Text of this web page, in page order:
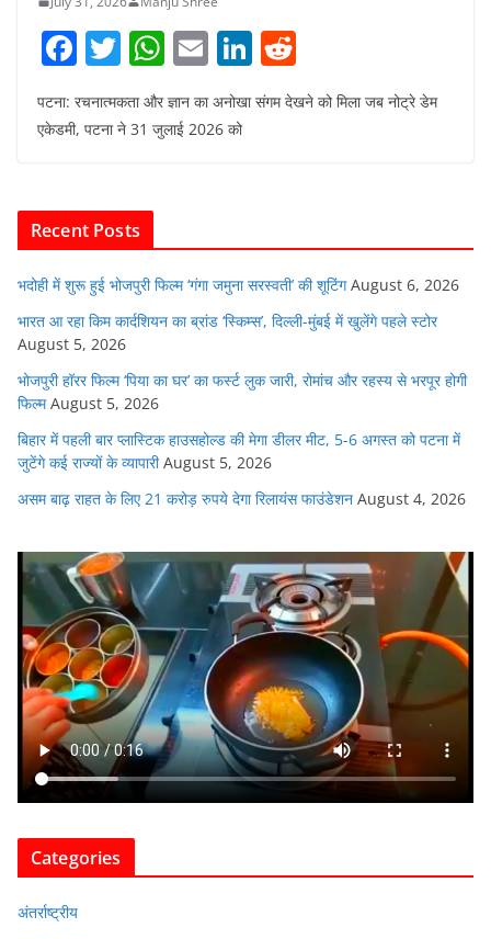
F
c
o
o
k
T
itt
W
at
p
E
m
ai
Li
n
k
e
d
पटना: रचनात्मकता और ज्ञान का अनोखा संगम देखने को मिला जब नोट्रे डेम
एकेडमी, पटना ने 31 जुलाई 2026 को
Recent Posts
भदोही में शुरू हुई भोजपुरी फिल्म ‘गंगा जमुना सरस्वती’ की शूटिंग August 6, 2026
भारत आ रहा किम कार्दशियन का ब्रांड ‘स्किम्स’, दिल्ली-मुंबई में खुलेंगे पहले स्टोर
August 5, 2026
भोजपुरी हॉरर फिल्म ‘पिया का घर’ का फर्स्ट लुक जारी, रोमांच और रहस्य से भरपूर होगी
फिल्म August 5, 2026
बिहार में पहली बार प्लास्टिक हाउसहोल्ड की मेगा डीलर मीट, 5-6 अगस्त को पटना में
जुटेंगे कई राज्यों के व्यापारी August 5, 2026
असम बाढ़ राहत के लिए 21 करोड़ रुपये देगा रिलायंस फाउंडेशन August 4, 2026
Categories
अंतर्राष्ट्रीय